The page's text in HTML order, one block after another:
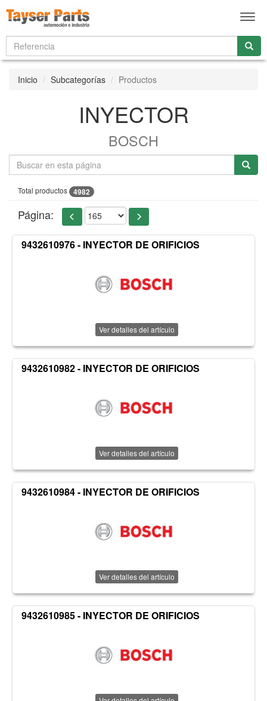
Inicio Subcategorías Productos
INYECTOR
BOSCH
Total productos 4982
Página:
9432610976 - INYECTOR DE ORIFICIOS
Ver detalles del artículo
9432610982 - INYECTOR DE ORIFICIOS
Ver detalles del artículo
9432610984 - INYECTOR DE ORIFICIOS
Ver detalles del artículo
9432610985 - INYECTOR DE ORIFICIOS